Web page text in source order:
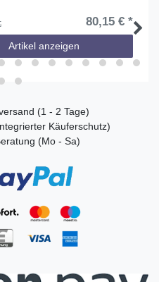
80,15 € *
Artikel anzeigen
(1 - 2 Tage)
Käuferschutz)
(Mo - Sa)